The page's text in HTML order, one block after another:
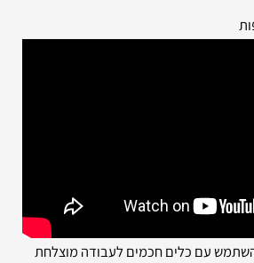
עם כלים חכמים לעבודה מוצלחת